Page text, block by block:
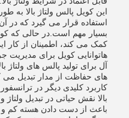
این کویل پالس ولتاژ بالا به
استفاده قرار می گیرد که در
بسیار مهم است.در حالی که
کمک می کند، اطمینان از کار
هاتوانایی کویل برای مدیریت
آل برای تولید پالس های ولتاژ
های حفاظت از مدار تبدیل می
کاربرد کلیدی دیگر در
بالا نقش حیاتی در تبدیل
باعث از دست دادن هسته کم و